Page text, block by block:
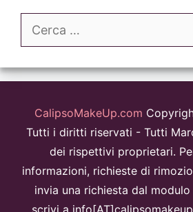
Ricerca
CalipsoMakeUp.com
Tutti i diritti riservati - Tutti
dei rispettivi proprietari.
informazioni, richieste di
invia una richiesta dal